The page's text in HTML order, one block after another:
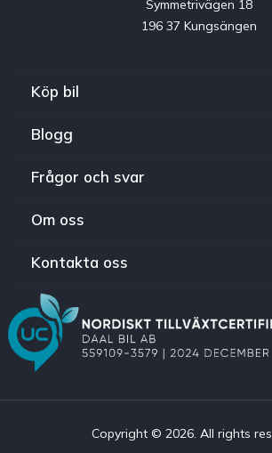
Symmetrivägen 18
196 37 Kungsängen
Köp bil
Blogg
Frågor och svar
Om oss
Kontakta oss
Copyright © 2026. All rights